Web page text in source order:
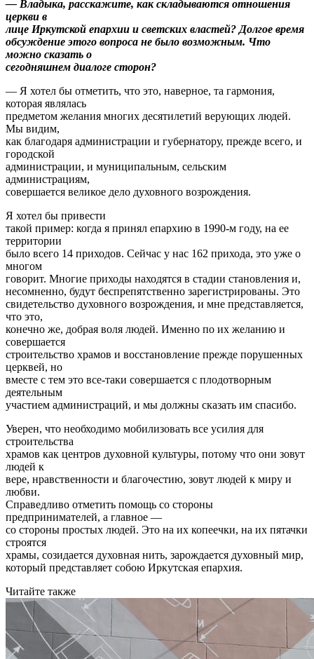
— Владыка, расскажите, как складываются отношения
церкви в
лице Иркутской епархии и светских властей? Долгое время
обсуждение этого вопроса не было возможным. Что
можно сказать о
сегодняшнем диалоге сторон?
— Я хотел бы отметить, что это, наверное, та гармония,
которая являлась
предметом желания многих десятилетий верующих людей.
Мы видим,
как благодаря администрации и губернатору, прежде всего, и
городской
администрации, и муниципальным, сельским
администрациям,
совершается великое дело духовного возрождения.
Я хотел бы привести
такой пример: когда я принял епархию в 1990-м году, на ее
территории
было всего 14 приходов. Сейчас у нас 162 прихода, это уже о
многом
говорит. Многие приходы находятся в стадии становления и,
несомненно, будут беспрепятственно зарегистрированы. Это
свидетельство духовного возрождения, и мне представляется,
что это,
конечно же, добрая воля людей. Именно по их желанию и
совершается
строительство храмов и восстановление прежде порушенных
церквей, но
вместе с тем это все-таки совершается с плодотворным
деятельным
участием администраций, и мы должны сказать им спасибо.
Уверен, что необходимо мобилизовать все усилия для
строительства
храмов как центров духовной культуры, потому что они зовут
людей к
вере, нравственности и благочестию, зовут людей к миру и
любви.
Справедливо отметить помощь со стороны
предпринимателей, а главное —
со стороны простых людей. Это на их копеечки, на их пятачки
строятся
храмы, созидается духовная нить, зарождается духовный мир,
который представляет собою Иркутская епархия.
Читайте также